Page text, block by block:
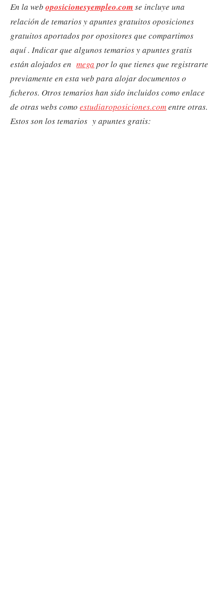
En la weboposicionesyempleo.com se incluye una
relación de temarios y apuntes gratuitos oposiciones
gratuitos aportados por opositores que compartimos
aquí . Indicar que algunos temarios y apuntes gratis
están alojados enmega por lo que tienes que registrarte
previamente en esta web para alojar documentos o
ficheros. Otros temarios han sido incluidos como enlace
de otras webs comoestudiaroposiciones.comentre otras.
Estos son los temarios y apuntes gratis: